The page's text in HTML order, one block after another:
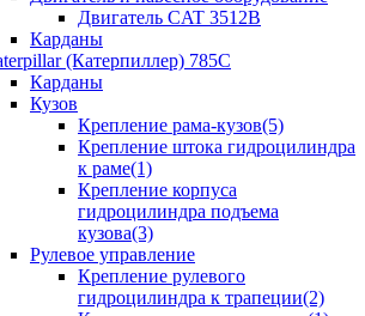
Двигатель CAT 3512B
Карданы
(Катерпиллер) 785C
Карданы
Кузов
Крепление рама-кузов(5)
Крепление штока гидроцилиндра
к раме(1)
Крепление корпуса
гидроцилиндра подъема
кузова(3)
Рулевое управление
Крепление рулевого
гидроцилиндра к трапеции(2)